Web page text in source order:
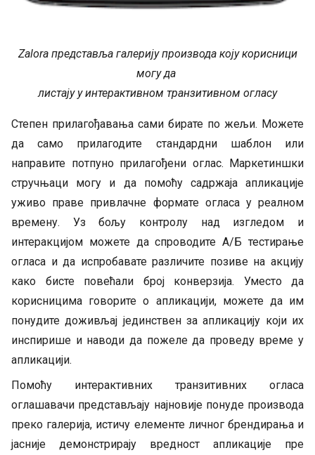
Zalora представља галерију производа коју корисници
могу да
листају у интерактивном транзитивном огласу
Степен прилагођавања сами бирате по жељи. Можете
да само прилагодите стандардни шаблон или
направите потпуно прилагођени оглас. Маркетиншки
стручњаци могу и да помоћу садржаја апликације
уживо праве привлачне формате огласа у реалном
времену. Уз бољу контролу над изгледом и
интеракцијом можете да спроводите А/Б тестирање
огласа и да испробавате различите позиве на акцију
како бисте повећали број конверзија. Уместо да
корисницима говорите о апликацији, можете да им
понудите доживљај јединствен за апликацију који их
инспирише и наводи да пожеле да проведу време у
апликацији.
Помоћу интерактивних транзитивних огласа
оглашавачи представљају најновије понуде производа
преко галерија, истичу елементе личног брендирања и
јасније демонстрирају вредност апликације пре